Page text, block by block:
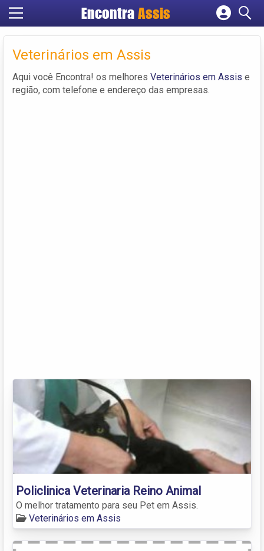
Encontra Assis
Cadastrar empresa
Criar conta
Veterinários em Assis
Aqui você Encontra! os melhores Veterinários em Assis e
região, com telefone e endereço das empresas.
Policlinica Veterinaria Reino Animal
O melhor tratamento para seu Pet em Assis.
Veterinários em Assis